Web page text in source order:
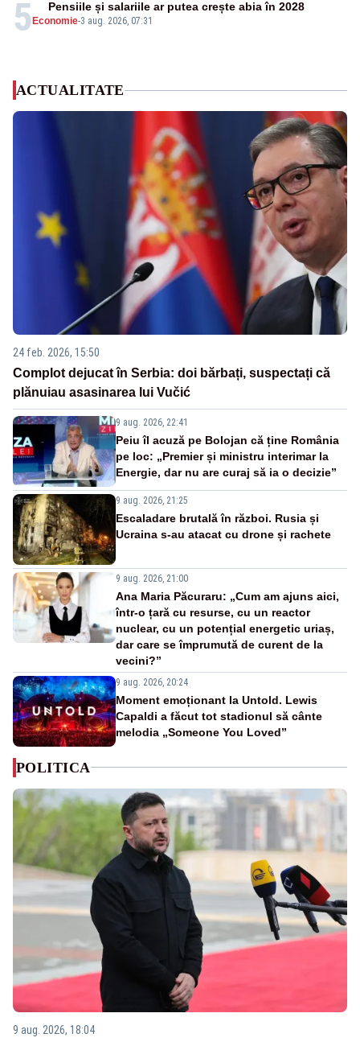
5 Economie-3 aug. 2026, 07:31
Pensiile și salariile ar putea crește abia în 2028
ACTUALITATE
24 feb. 2026, 15:50
Complot dejucat în Serbia: doi bărbați, suspectați că
plănuiau asasinarea lui Vučić
9 aug. 2026, 22:41
Peiu îl acuză pe Bolojan că ține România
pe loc: „Premier și ministru interimar la
Energie, dar nu are curaj să ia o decizie”
9 aug. 2026, 21:25
Escaladare brutală în război. Rusia și
Ucraina s-au atacat cu drone și rachete
9 aug. 2026, 21:00
Ana Maria Păcuraru: „Cum am ajuns aici,
într-o țară cu resurse, cu un reactor
nuclear, cu un potențial energetic uriaș,
dar care se împrumută de curent de la
vecini?”
9 aug. 2026, 20:24
Moment emoționant la Untold. Lewis
Capaldi a făcut tot stadionul să cânte
melodia „Someone You Loved”
POLITICA
9 aug. 2026, 18:04